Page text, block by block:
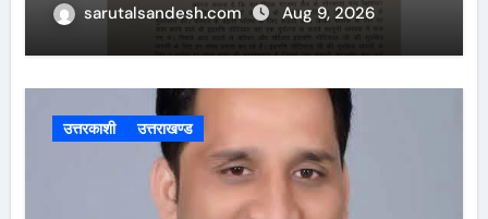
sarutalsandesh.com Aug 9, 2026
उत्तरकाशी उत्तराखण्ड